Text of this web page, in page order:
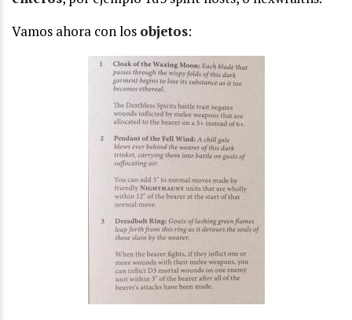
Vamos ahora con los objetos: